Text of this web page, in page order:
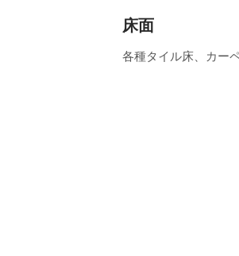
床面
各種タイル床、カー